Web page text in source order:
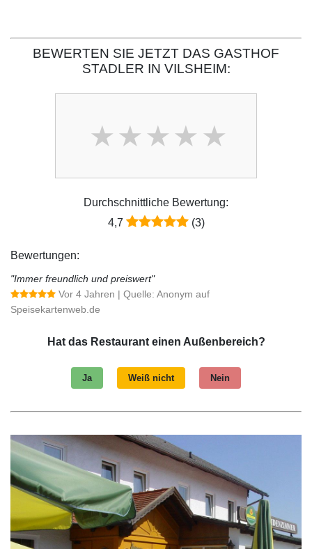
BEWERTEN SIE JETZT DAS GASTHOF
STADLER IN VILSHEIM:
Durchschnittliche Bewertung:
4,7
(3)
Bewertungen:
"Immer freundlich und preiswert"
Vor 4 Jahren | Quelle: Anonym auf
Speisekartenweb.de
Hat das Restaurant einen Außenbereich?
Ja Weiß nicht Nein